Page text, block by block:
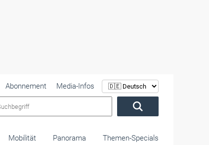
Abonnement
Media-Infos
Mobilität Panorama Themen-Specials